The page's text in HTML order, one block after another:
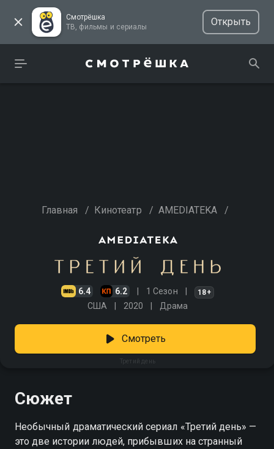
Смотрёшка
ТВ, фильмы и сериалы
Открыть
Главная / Кинотеатр / AMEDIATEKA /
6.4 6.2 1 Сезон 18+
США 2020 Драма
Третий день
Смотреть
Сюжет
Необычный драматический сериал «Третий день» —
это две истории людей, прибывших на странный